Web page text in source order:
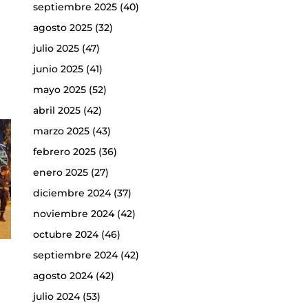
septiembre 2025(40)
agosto 2025(32)
julio 2025(47)
junio 2025(41)
mayo 2025(52)
abril 2025(42)
marzo 2025(43)
febrero 2025(36)
enero 2025(27)
diciembre 2024(37)
noviembre 2024(42)
octubre 2024(46)
septiembre 2024(42)
agosto 2024(42)
julio 2024(53)